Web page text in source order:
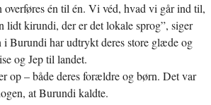
overføres én til én. Vi véd, hvad vi går ind til,
lidt kirundi, der er det lokale sprog”, siger
i Burundi har udtrykt deres store glæde og
og Jep til landet.
op – både deres forældre og børn. Det var
at Burundi kaldte.